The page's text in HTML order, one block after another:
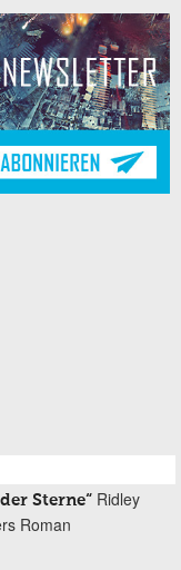
Sterne“ Ridley
Roman